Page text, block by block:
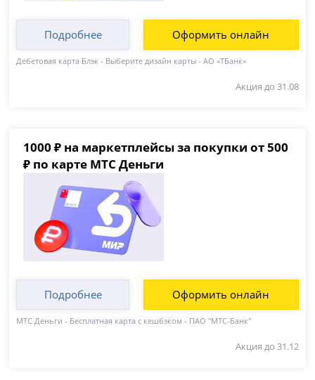
Подробнее Оформить онлайн
Дебетовая карта Блэк - Выберите дизайн карты - АО «ТБанк»
Акция до 31.08
1000 ₽ на маркетплейсы за покупки от 500
₽ по карте МТС Деньги
Подробнее Оформить онлайн
МТС Деньги - Бесплатная карта с кешбэком - ПАО "МТС-Банк"
Акция до 31.12